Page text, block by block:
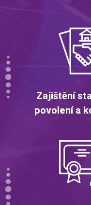
Zajištění
povolení a